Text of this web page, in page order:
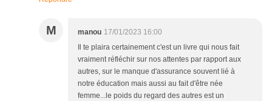
M manou 17/01/2023 16:00
Il te plaira certainement c'est un livre qui nous fait
vraiment réfléchir sur nos attentes par rapport aux
autres, sur le manque d'assurance souvent lié à
notre éducation mais aussi au fait d'être née
femme...le poids du regard des autres est un